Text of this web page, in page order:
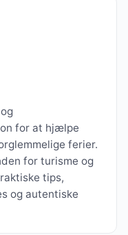
for at hjælpe
ferier.
for turisme og
tips,
og autentiske